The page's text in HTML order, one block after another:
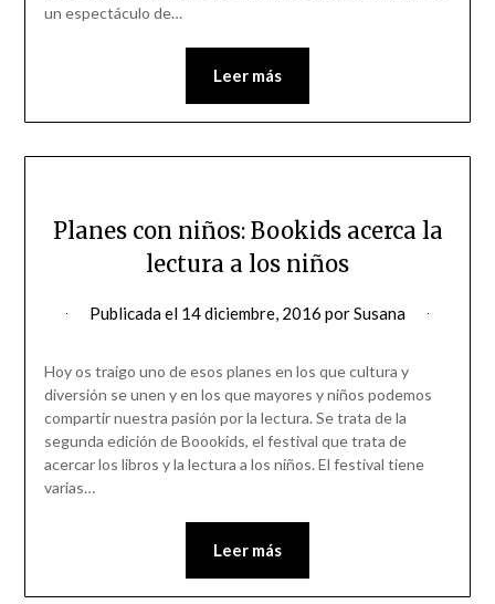
un espectáculo de…
Leer más
Planes con niños: Bookids acerca la
lectura a los niños
Publicada el 14 diciembre, 2016 porSusana
Hoy os traigo uno de esos planes en los que cultura y
diversión se unen y en los que mayores y niños podemos
compartir nuestra pasión por la lectura. Se trata de la
segunda edición de Boookids, el festival que trata de
acercar los libros y la lectura a los niños. El festival tiene
varias…
Leer más